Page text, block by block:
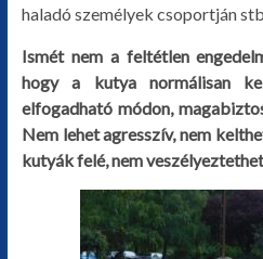
haladó személyek csoportján
Ismét nem a feltétlen
hogy a kutya normálisan
elfogadható módon,
Nem lehet agresszív, nem
kutyák felé, nem